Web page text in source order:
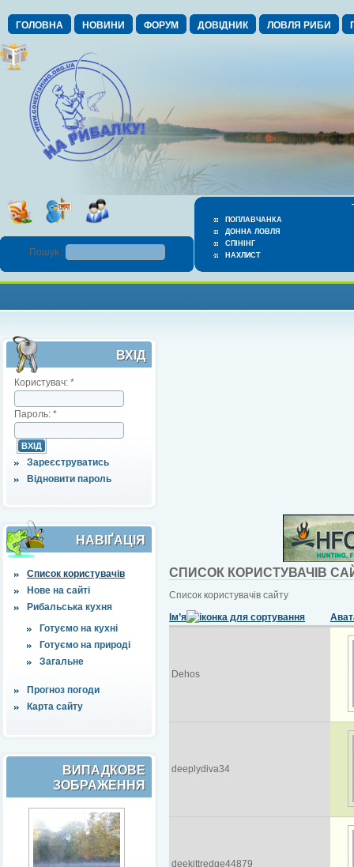
ГОЛОВНА НОВИНИ ФОРУМ ДОВІДНИК ЛОВЛЯ РИБИ
ПОПЛАВЧАНКА
ДОННА ЛОВЛЯ
СПІНІНГ
НАХЛИСТ
Пошук :
ВХІД
Користувач: *
Пароль: *
Зареєструватись
Відновити пароль
НАВІҐАЦІЯ
Список користувачів
Нове на сайті
Рибальська кухня
Готуємо на кухні
Готуємо на природі
Загальне
Прогноз погоди
Карта сайту
ВИПАДКОВЕ
ЗОБРАЖЕННЯ
СПИСОК КОРИСТУВАЧІВ
Список користувачів сайту
Ім’я
Dehos
deeplydiva34
deekittredge44879